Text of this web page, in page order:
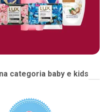
categoria baby e kids